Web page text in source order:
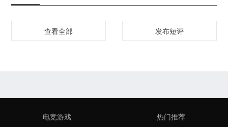
发布短评
查看全部
电竞游戏 热门推荐